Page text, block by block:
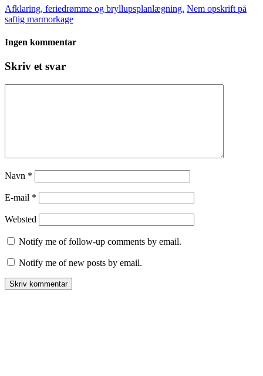
Afklaring, feriedrømme og bryllupsplanlægning. Nem opskrift på
saftig marmorkage
Ingen kommentar
Skriv et svar
Navn *
E-mail *
Websted
Notify me of follow-up comments by email.
Notify me of new posts by email.